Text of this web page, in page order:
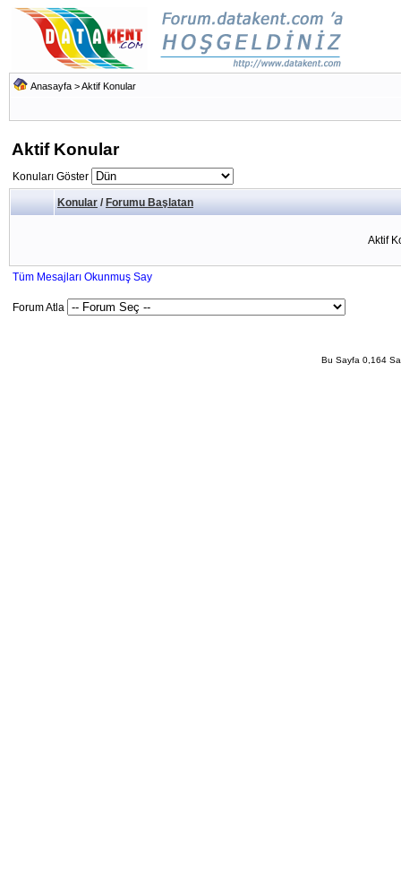
Anasayfa >Aktif Konular
Aktif Konular
Konuları Göster
Konular / Forumu Başlatan
Aktif
Tüm Mesajları Okunmuş Say
Forum Atla
Bu Sayfa 0,164